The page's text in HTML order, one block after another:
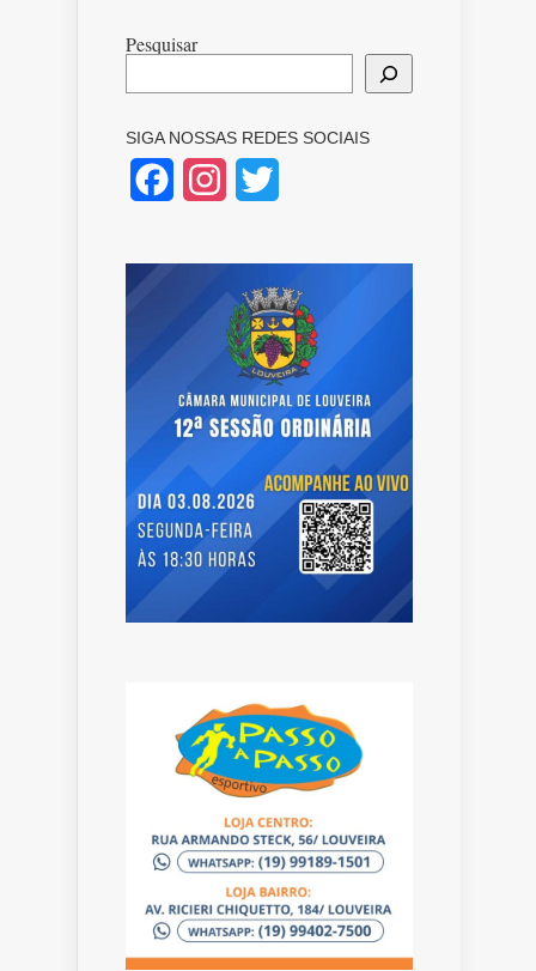
Pesquisar
SIGA NOSSAS REDES SOCIAIS
FacebookInstagram